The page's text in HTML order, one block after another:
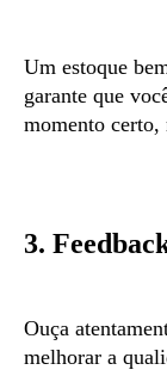
Um estoque
garante que
momento certo,
3.
Ouça
melhorar a